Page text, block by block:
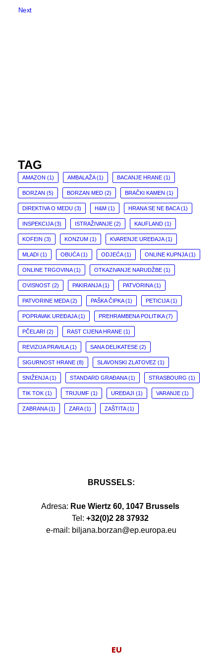
Next
TAG
AMAZON (1) AMBALAŽA(1) BACANJE HRANE (1)
BORZAN (5) BORZAN MED (2) BRAČKI KAMEN (1)
DIREKTIVA O MEDU (3) H&M (1) HRANA SE NE BACA(1)
INSPEKCIJA(3) ISTRAŽIVANJE (2) KAUFLAND (1)
KOFEIN (3) KONZUM (1) KVARENJE UREĐAJA(1)
MLADI (1) OBUĆA(1) ODJEĆA(1) ONLINE KUPNJA(1)
ONLINE TRGOVINA(1) OTKAZIVANJE NARUDŽBE (1)
OVISNOST (2) PAKIRANJA(1) PATVORINA(1)
PATVORINE MEDA(2) PAŠKA ČIPKA(1) PETICIJA(1)
POPRAVAK UREĐAJA(1) PREHRAMBENA POLITIKA(7)
PČELARI (2) RAST CIJENA HRANE (1)
REVIZIJA PRAVILA(1) SANA DELIKATESE (2)
SIGURNOST HRANE (8) SLAVONSKI ZLATOVEZ (1)
SNIŽENJA(1) STANDARD GRAĐANA(1) STRASBOURG (1)
TIK TOK (1) TRIJUMF (1) UREĐAJI (1) VARANJE (1)
ZABRANA(1) ZARA(1) ZAŠTITA(1)
BRUSSELS:
Adresa: Rue Wiertz 60, 1047 Brussels
Tel: +32(0)2 28 37932
e-mail: biljana.borzan@ep.europa.eu
EU